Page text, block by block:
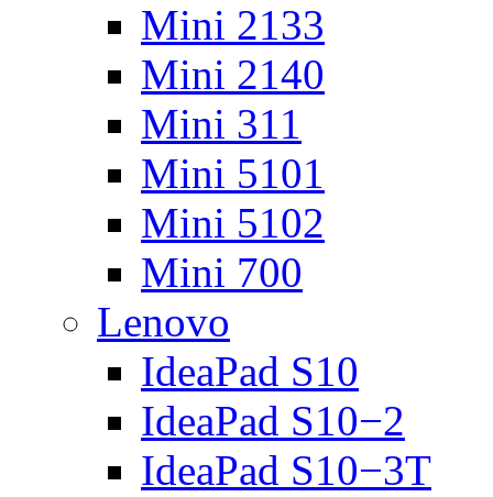
Mini 2133
Mini 2140
Mini 311
Mini 5101
Mini 5102
Mini 700
Lenovo
IdeaPad S10
IdeaPad S10−2
IdeaPad S10−3T